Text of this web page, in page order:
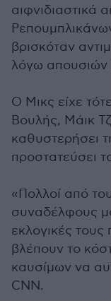
αιφνιδιαστικά
βρισκόταν
λόγω απουσιών
Ο Μικς είχε
Βουλής, Μάικ
καθυστερήσει
προστατεύσει
«Πολλοί από
συναδέλφους
εκλογικές τους
βλέπουν το
καυσίμων να
CNN.